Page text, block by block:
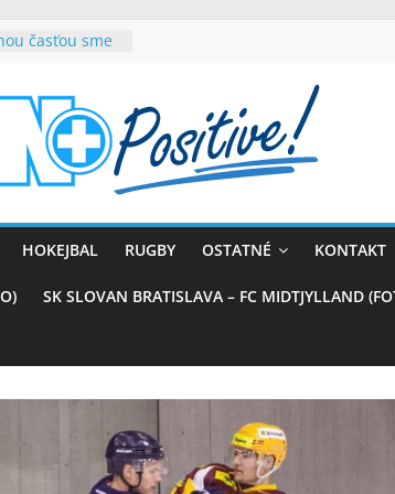
časťou sme
tímového
prvenstvo
nad
HOKEJBAL RUGBY OSTATNÉ KONTAKT
SK SLOVAN BRATISLAVA – FC MIDTJYLLAND